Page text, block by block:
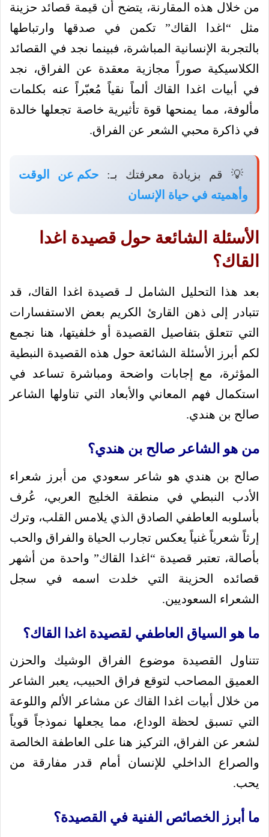
من خلال هذه المقارنة، يتضح أن قيمة قصائد حزينة
مثل “اغدا القاك” تكمن في صدقها وارتباطها
بالتجربة الإنسانية المباشرة، فبينما نجد في القصائد
الكلاسيكية صوراً مجازية معقدة عن الفراق، نجد
في أبيات اغدا القاك ألماً نقياً مُعبّراً عنه بكلمات
مألوفة، مما يمنحها قوة تأثيرية خاصة تجعلها خالدة
في ذاكرة محبي الشعر عن الفراق.
💡 قم بزيادة معرفتك بـ: حكم عن الوقت
وأهميته في حياة الإنسان
الأسئلة الشائعة حول قصيدة اغدا
القاك؟
بعد هذا التحليل الشامل لـ قصيدة اغدا القاك، قد
تتبادر إلى ذهن القارئ الكريم بعض الاستفسارات
التي تتعلق بتفاصيل القصيدة أو خلفيتها، هنا نجمع
لكم أبرز الأسئلة الشائعة حول هذه القصيدة النبطية
المؤثرة، مع إجابات واضحة ومباشرة تساعد في
استكمال فهم المعاني والأبعاد التي تناولها الشاعر
صالح بن هندي.
من هو الشاعر صالح بن هندي؟
صالح بن هندي هو شاعر سعودي من أبرز شعراء
الأدب النبطي في منطقة الخليج العربي، عُرف
بأسلوبه العاطفي الصادق الذي يلامس القلب، وترك
إرثاً شعرياً غنياً يعكس تجارب الحياة والفراق والحب
بأصالة، تعتبر قصيدة “اغدا القاك” واحدة من أشهر
قصائده الحزينة التي خلدت اسمه في سجل
الشعراء السعوديين.
ما هو السياق العاطفي لقصيدة اغدا القاك؟
تتناول القصيدة موضوع الفراق الوشيك والحزن
العميق المصاحب لتوقع فراق الحبيب، يعبر الشاعر
من خلال أبيات اغدا القاك عن مشاعر الألم واللوعة
التي تسبق لحظة الوداع، مما يجعلها نموذجاً قوياً
لشعر عن الفراق، التركيز هنا على العاطفة الخالصة
والصراع الداخلي للإنسان أمام قدر مفارقة من
يحب.
ما أبرز الخصائص الفنية في القصيدة؟